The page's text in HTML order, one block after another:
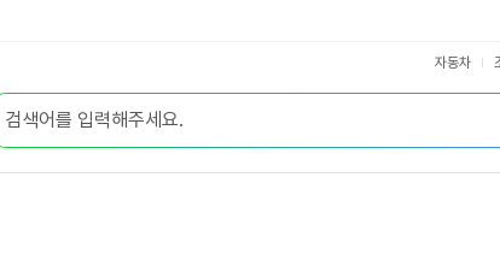
자동차